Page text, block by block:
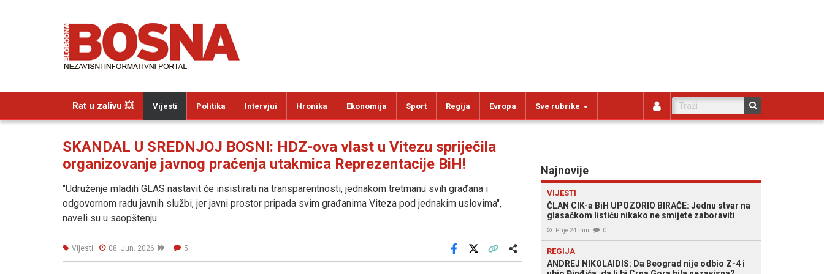
Rat u zalivu 💥 Vijesti Politika Intervjui Hronika Ekonomija Sport Regija Evropa Sve rubrike
SKANDAL U SREDNJOJ BOSNI: HDZ-ova vlast u Vitezu spriječila
organizovanje javnog praćenja utakmica Reprezentacije BiH!
"Udruženje mladih GLAS nastavit će insistirati na transparentnosti, jednakom tretmanu svih građana i
odgovornom radu javnih službi, jer javni prostor pripada svim građanima Viteza pod jednakim uslovima",
naveli su u saopštenju.
Vijesti 08. Jun. 2026 5
Facebook
Najnovije
VIJESTI
ČLAN CIK-a BiH UPOZORIO BIRAČE: Jednu stvar na
glasačkom listiću nikako ne smijete zaboraviti
Prije 24 min 0
REGIJA
ANDREJ NIKOLAIDIS: Da Beograd nije odbio Z-4 i